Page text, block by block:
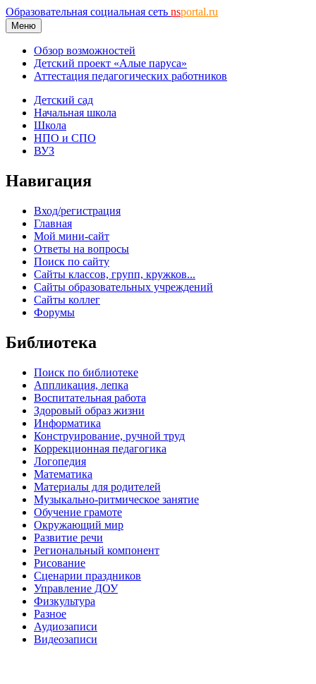
Образовательная социальная сеть nsportal.ru
Меню
Обзор возможностей
Детский проект «Алые паруса»
Аттестация педагогических работников
Детский сад
Начальная школа
Школа
НПО и СПО
ВУЗ
Навигация
Вход/регистрация
Главная
Мой мини-сайт
Ответы на вопросы
Поиск по сайту
Сайты классов, групп, кружков...
Сайты образовательных учреждений
Сайты коллег
Форумы
Библиотека
Поиск по библиотеке
Аппликация, лепка
Воспитательная работа
Здоровый образ жизни
Информатика
Конструирование, ручной труд
Коррекционная педагогика
Логопедия
Математика
Материалы для родителей
Музыкально-ритмическое занятие
Обучение грамоте
Окружающий мир
Развитие речи
Региональный компонент
Рисование
Сценарии праздников
Управление ДОУ
Физкультура
Разное
Аудиозаписи
Видеозаписи